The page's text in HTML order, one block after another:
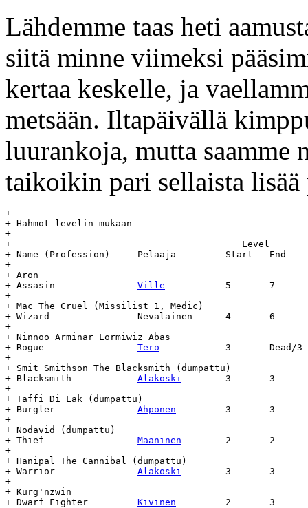
Lähdemme taas heti
siitä minne viimeksi
kertaa keskelle, ja
metsään. Iltapäivällä
luurankoja, mutta saamme
taikoikin pari sellaista lisää
+
+ Hahmot levelin mukaan
+
+  					   Level	   Day		Age
+ Name (Profession)	Pelaaja		Start	End	Start	End	(days)
+
+ Aron
Ville
+
+ Mac The Cruel (Missilist 1, Medic)
+ Wizard		Nevalainen	4	6	15.7	-	-
+
+ Ninnoo Arminar Lormiwiz Abas
Tero
+
+ Smit Smithson The Blacksmith (dumpattu)
Alakoski
+
+ Taffi Di Lak (dumpattu)
Ahponen
+
+ Nodavid (dumpattu)
Maaninen
+
+ Hanipal The Cannibal (dumpattu)
Alakoski
+
+ Kurg'nzwin
Kivinen